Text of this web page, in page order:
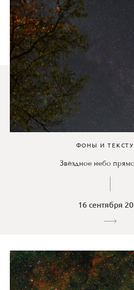
ФОНЫ И
Звёздное небо
16 сентября